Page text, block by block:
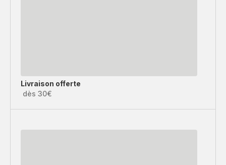
Livraison offerte
dès 30€